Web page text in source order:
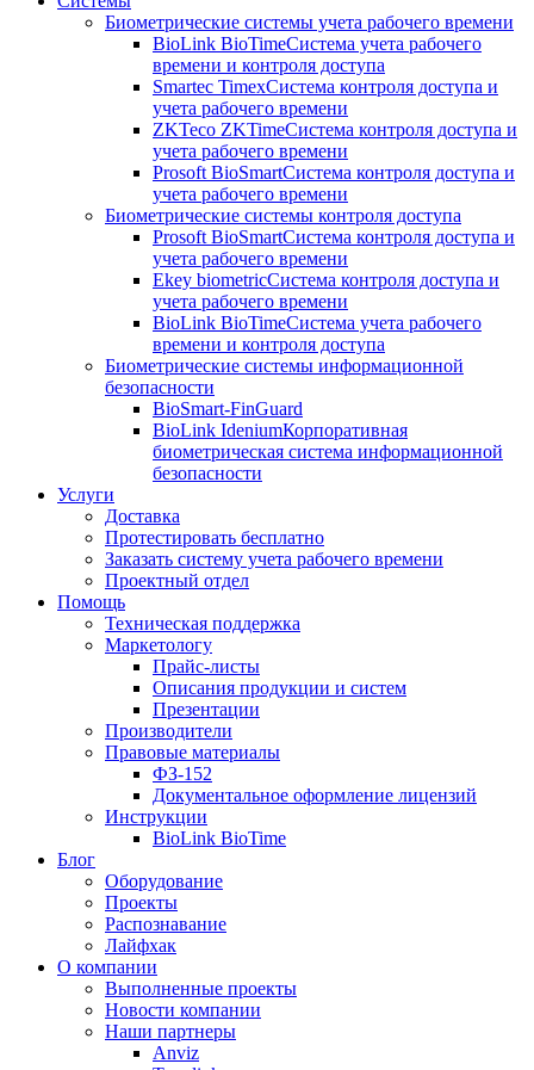
Биометрические системы учета рабочего времени
BioLink BioTimeСистема учета рабочего
времени и контроля доступа
Smartec TimexСистема контроля доступа и
учета рабочего времени
ZKTeco ZKTimeСистема контроля доступа и
учета рабочего времени
Prosoft BioSmartСистема контроля доступа и
учета рабочего времени
Биометрические системы контроля доступа
Prosoft BioSmartСистема контроля доступа и
учета рабочего времени
Ekey biometricСистема контроля доступа и
учета рабочего времени
BioLink BioTimeСистема учета рабочего
времени и контроля доступа
Биометрические системы информационной
безопасности
BioSmart-FinGuard
BioLink IdeniumКорпоративная
биометрическая система информационной
безопасности
Услуги
Доставка
Протестировать бесплатно
Заказать систему учета рабочего времени
Проектный отдел
Помощь
Техническая поддержка
Маркетологу
Прайс-листы
Описания продукции и систем
Презентации
Производители
Правовые материалы
ФЗ-152
Документальное оформление лицензий
Инструкции
BioLink BioTime
Блог
Оборудование
Проекты
Распознавание
Лайфхак
О компании
Выполненные проекты
Новости компании
Наши партнеры
Anviz